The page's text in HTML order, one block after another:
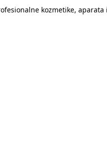
kozmetike,